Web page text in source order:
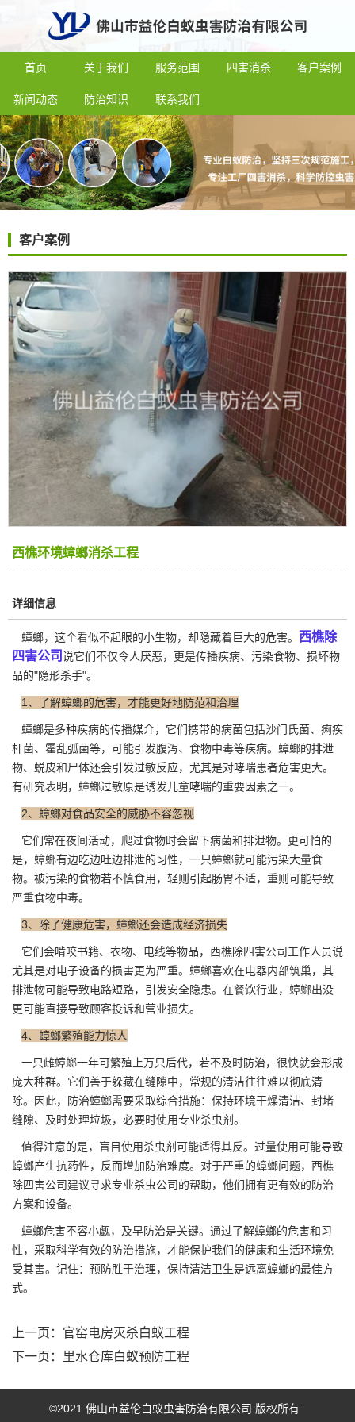
首页 关于我们 服务范围 四害消杀 客户案例
新闻动态 防治知识 联系我们
客户案例
西樵环境蟑螂消杀工程
详细信息
蟑螂，这个看似不起眼的小生物，却隐藏着巨大的危害。 西樵除
四害公司说它们不仅令人厌恶，更是传播疾病、污染食物、损坏物
品的"隐形杀手"。
1、了解蟑螂的危害，才能更好地防范和治理
蟑螂是多种疾病的传播媒介，它们携带的病菌包括沙门氏菌、痢疾
杆菌、 霍乱弧菌等，可能引发腹泻、食物中毒等疾病。蟑螂的排泄
物、蜕皮和尸体还会引发过敏反应，尤其是对哮喘患者危害更大。
有研究表明，蟑螂过敏原是诱发儿童哮喘的重要因素之一。
2、蟑螂对食品安全的威胁不容忽视
它们常在夜间活动，爬过食物时会留下病菌和排泄物。更可怕的
是，蟑螂有边吃边吐边排泄的习性，一只蟑螂就可能污染大量食
物。被污染的食物若不慎食用，轻则引起肠胃不适，重则可能导致
严重食物中毒。
3、除了健康危害，蟑螂还会造成经济损失
它们会啃咬书籍、衣物、电线等物品，西樵除四害公司工作人员说
尤其是对电子设备的损害更为严重。蟑螂喜欢在电器内部筑巢，其
排泄物可能导致电路短路，引发安全隐患。在餐饮行业，蟑螂出没
更可能直接导致顾客投诉和营业损失。
4、蟑螂繁殖能力惊人
一只雌蟑螂一年可繁殖上万只后代，若不及时防治，很快就会形成
庞大种群。它们善于躲藏在缝隙中，常规的清洁往往难以彻底清
除。因此，防治蟑螂需要采取综合措施：保持环境干燥清洁、封堵
缝隙、及时处理垃圾，必要时使用专业杀虫剂。
值得注意的是，盲目使用杀虫剂可能适得其反。过量使用可能导致
蟑螂产生抗药性，反而增加防治难度。对于严重的蟑螂问题，西樵
除四害公司建议寻求专业杀虫公司的帮助，他们拥有更有效的防治
方案和设备。
蟑螂危害不容小觑，及早防治是关键。通过了解蟑螂的危害和习
性，采取科学有效的防治措施，才能保护我们的健康和生活环境免
受其害。记住：预防胜于治理，保持清洁卫生是远离蟑螂的最佳方
式。
上一页： 官窑电房灭杀白蚁工程
下一页：
里水仓库白蚁预防工程
©2021 佛山市益伦白蚁虫害防治有限公司 版权所有